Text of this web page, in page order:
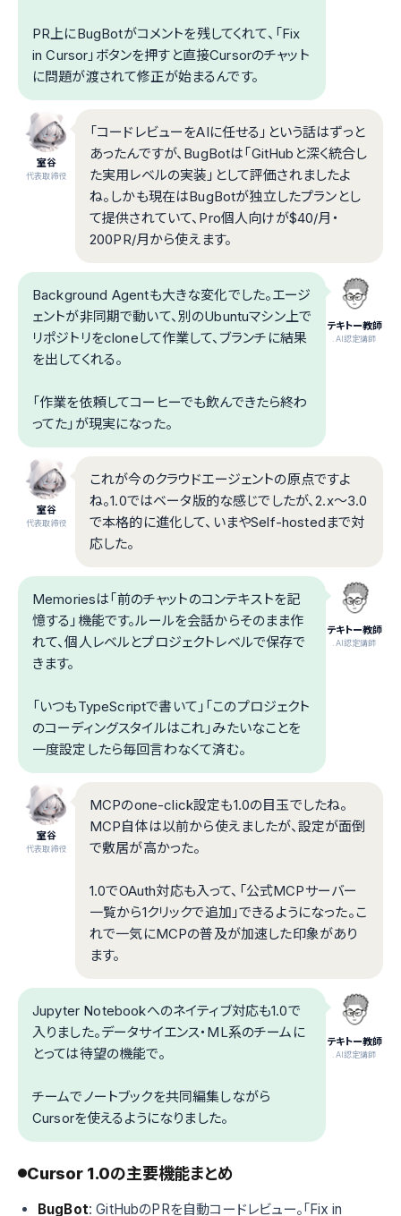
PR上にBugBotがコメントを残してくれて、「Fix
in Cursor」ボタンを押すと直接Cursorのチャット
に問題が渡されて修正が始まるんです。
室谷
代表取締役
「コードレビューをAIに任せる」という話はずっと
あったんですが、BugBotは「GitHubと深く統合し
た実用レベルの実装」として評価されましたよ
ね。しかも現在はBugBotが独立したプランとし
て提供されていて、Pro個人向けが$40/月・
200PR/月から使えます。
テキトー教師
.AI認定講師
Background Agentも大きな変化でした。エージ
ェントが非同期で動いて、別のUbuntuマシン上で
リポジトリをcloneして作業して、ブランチに結果
を出してくれる。
「作業を依頼してコーヒーでも飲んできたら終わ
ってた」が現実になった。
室谷
代表取締役
これが今のクラウドエージェントの原点ですよ
ね。1.0ではベータ版的な感じでしたが、2.x〜3.0
で本格的に進化して、いまやSelf-hostedまで対
応した。
テキトー教師
.AI認定講師
Memoriesは「前のチャットのコンテキストを記
憶する」機能です。ルールを会話からそのまま作
れて、個人レベルとプロジェクトレベルで保存で
きます。
「いつもTypeScriptで書いて」「このプロジェクト
のコーディングスタイルはこれ」みたいなことを
一度設定したら毎回言わなくて済む。
室谷
代表取締役
MCPのone-click設定も1.0の目玉でしたね。
MCP自体は以前から使えましたが、設定が面倒
で敷居が高かった。
1.0でOAuth対応も入って、「公式MCPサーバー
一覧から1クリックで追加」できるようになった。こ
れで一気にMCPの普及が加速した印象があり
ます。
テキトー教師
.AI認定講師
Jupyter Notebookへのネイティブ対応も1.0で
入りました。データサイエンス・ML系のチームに
とっては待望の機能で。
チームでノートブックを共同編集しながら
Cursorを使えるようになりました。
Cursor 1.0の主要機能まとめ
BugBot: GitHubのPRを自動コードレビュー。「Fix in